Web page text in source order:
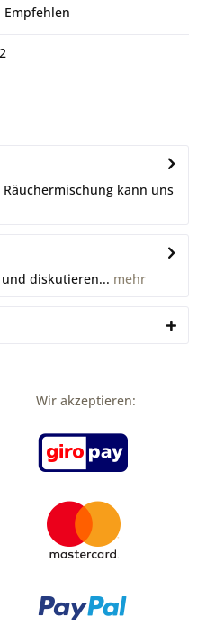
Empfehlen
kann uns
diskutieren... mehr
Wir akzeptieren: